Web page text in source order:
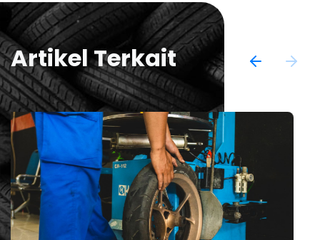
Artikel Terkait